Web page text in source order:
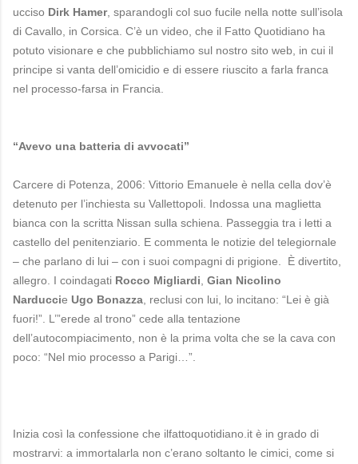
ucciso Dirk Hamer, sparandogli col suo fucile nella notte sull’isola
di Cavallo, in Corsica. C’è un video, che il Fatto Quotidiano ha
potuto visionare e che pubblichiamo sul nostro sito web, in cui il
principe si vanta dell’omicidio e di essere riuscito a farla franca
nel processo-farsa in Francia.
“Avevo una batteria di avvocati”
Carcere di Potenza, 2006: Vittorio Emanuele è nella cella dov’è
detenuto per l’inchiesta su Vallettopoli. Indossa una maglietta
bianca con la scritta Nissan sulla schiena. Passeggia tra i letti a
castello del penitenziario. E commenta le notizie del telegiornale
– che parlano di lui – con i suoi compagni di prigione. È divertito,
allegro. I coindagati Rocco Migliardi Gian Nicolino
Narduccie Ugo Bonazza , reclusi con lui, lo incitano: “Lei è già
fuori!”. L’”erede al trono” cede alla tentazione
dell’autocompiacimento, non è la prima volta che se la cava con
poco: “Nel mio processo a Parigi…”.
Inizia così la confessione che ilfattoquotidiano.it è in grado di
mostrarvi: a immortalarla non c’erano soltanto le cimici, come si